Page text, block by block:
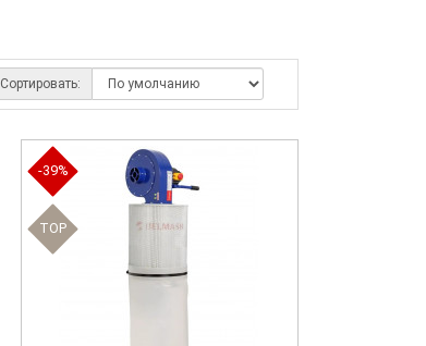
Сортировать:
-39%
TOP